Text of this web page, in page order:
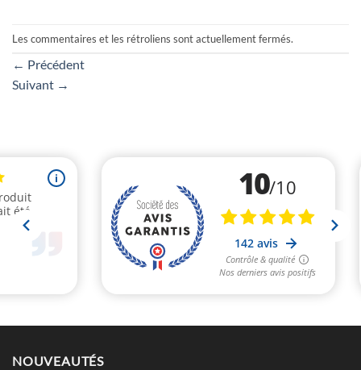
Les commentaires et les rétroliens sont actuellement fermés.
← Précédent
Suivant →
NOUVEAUTÉS